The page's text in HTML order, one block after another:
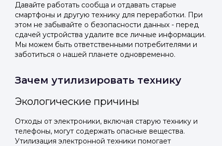
Давайте работать сообща и отдавать старые
смартфоны и другую технику для переработки. При
этом не забывайте о безопасности данных - перед
сдачей устройства удалите все личные информации.
Мы можем быть ответственными потребителями и
заботиться о нашей планете одновременно.
Зачем утилизировать технику
Экологические причины
Отходы от электроники, включая старую технику и
телефоны, могут содержать опасные вещества.
Утилизация электронной техники помогает